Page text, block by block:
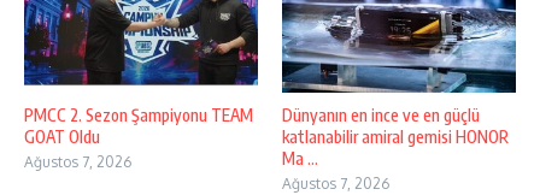
PMCC 2. Sezon Şampiyonu TEAM
GOAT Oldu
Ağustos 7, 2026
Dünyanın en ince ve en güçlü
katlanabilir amiral gemisi HONOR
Ma ...
Ağustos 7, 2026